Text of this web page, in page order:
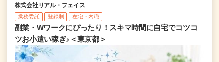
株式会社リアル・フェイス
業務委託 登録制 在宅・内職
副業・Wワークにぴったり！スキマ時間に自宅でコツコ
ツお小遣い稼ぎ♪＜東京都＞